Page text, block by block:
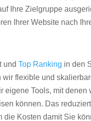
Ihre Zielgruppe
Ihrer Website nach
undTop Ranking in den
flexible und
eigene Tools, mit denen
können. Das
die Kosten damit Sie